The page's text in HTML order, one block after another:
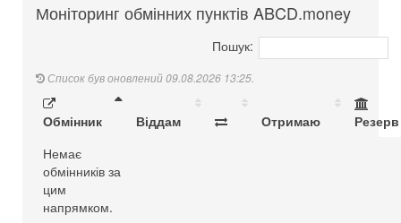
Моніторинг обмінних пунктів ABCD.money
Пошук:
Список був оновлений 09.08.2026 13:25.
Обмінник Віддам Отримаю
Резерв
Немає
обмінників за
цим
напрямком.